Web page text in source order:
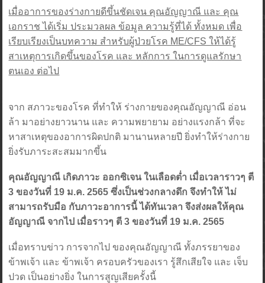
เมื่ออาการของร่างกายดีขึ้นชัดเจน คุณอัญญาณี และ คุณ
เอกราช ได้เริ่ม ประมวลผล ข้อมูล ความรู้ที่ได้ ทั้งหมด เพื่อ
เรียบเรียงเป็นบทความ สำหรับผู้ป่วยโรค ME/CFS ให้ได้รู้
สาเหตุการเกิดขึ้นของโรค และ หลักการ ในการดูแลรักษา
ตนเอง ต่อไป
จาก สภาวะของโรค ที่ทำให้ ร่างกายของคุณอัญญาณี อ่อน
ล้า มาอย่างยาวนาน และ ความพยายาม อย่างแรงกล้า ที่จะ
หาสาเหตุของอาการผิดปกติ มานานหลายปี ยิ่งทำให้ร่างกาย
ยิ่งรับภาระสะสมมากขึ้น
คุณอัญญาณี เกิดภาวะ ออกซิเจน ในเลือดต่ำ เมื่อเวลาราวๆ ตี
3 ของวันที่ 19 ม.ค. 2565 ซึ่งเป็นช่วงกลางดึก จึงทำให้ ไม่
สามารถรับมือ กับภาวะอาการนี้ ได้ทันเวลา จึงส่งผลให้คุณ
อัญญาณี จากไป เมื่อราวๆ ตี 3 ของวันที่ 19 ม.ค. 2565
เมื่อทราบข่าว การจากไป ของคุณอัญญาณี ทั้งภรรยาของ
ข้าพเจ้า และ ข้าพเจ้า ครอบครัวของเรา รู้สึกเสียใจ และ เจ็บ
ปวด เป็นอย่างยิ่ง ในการสูญเสียครั้งนี้